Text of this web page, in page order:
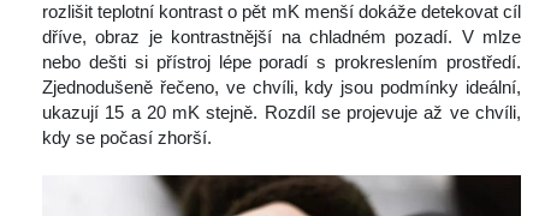
rozlišit teplotní kontrast o pět mK menší dokáže detekovat cíl
dříve, obraz je kontrastnější na chladném pozadí. V mlze
nebo dešti si přístroj lépe poradí s prokreslením prostředí.
Zjednodušeně řečeno, ve chvíli, kdy jsou podmínky ideální,
ukazují 15 a 20 mK stejně. Rozdíl se projevuje až ve chvíli,
kdy se počasí zhorší.